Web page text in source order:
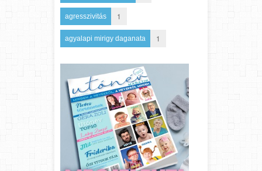
agresszivitás 1
agyalapi mirigy daganata 1